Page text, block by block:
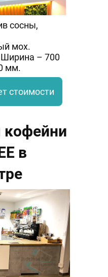
сосны,
мох.
– 700
мм.
стоимости
кофейни
в